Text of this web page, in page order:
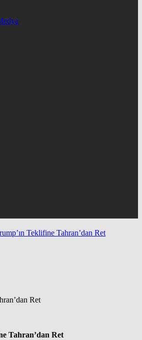
Teklifine Tahran’dan Ret
Tahran’dan Ret